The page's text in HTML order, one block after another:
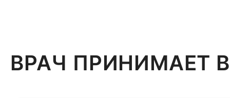
ВРАЧ ПРИНИМАЕТ